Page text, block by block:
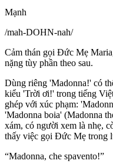
Mạnh
/mah-DOHN-nah/
Cảm thán gọi Đức Mẹ
nặng tùy phần theo sau.
Dùng riêng 'Madonna!' có
kiểu 'Trời ơi!' trong tiếng
ghép với xúc phạm:
'Madonna boia' (Madonna
xám, có người xem là nhẹ,
thấy việc gọi Đức Mẹ trong
“Madonna, che spavento!”